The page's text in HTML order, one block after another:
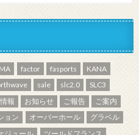
factor fasports
KANA
sale slc2.0
SLC3
報 お知らせ ご報告
ご案内
ョン オーバーホール
グラベル